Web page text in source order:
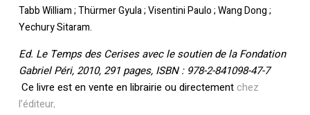
Tabb William ; Thürmer Gyula ; Visentini Paulo ; Wang Dong ;
Yechury Sitaram.
Ed. Le Temps des Cerises avec le soutien de la Fondation
Gabriel Péri, 2010, 291 pages, ISBN : 978-2-841098-47-7
Ce livre est en vente en librairie ou directementchez
l’éditeur.